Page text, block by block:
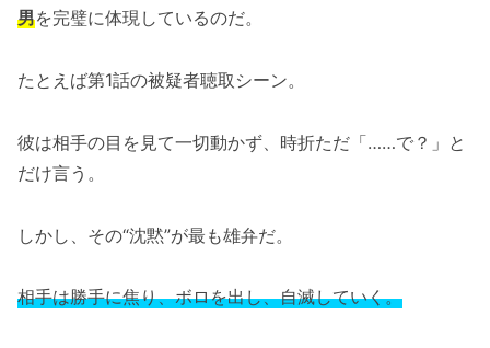
男を完璧に体現しているのだ。
たとえば第1話の被疑者聴取シーン。
彼は相手の目を見て一切動かず、時折ただ「……で？」と
だけ言う。
しかし、その“沈黙”が最も雄弁だ。
相手は勝手に焦り、ボロを出し、自滅していく。